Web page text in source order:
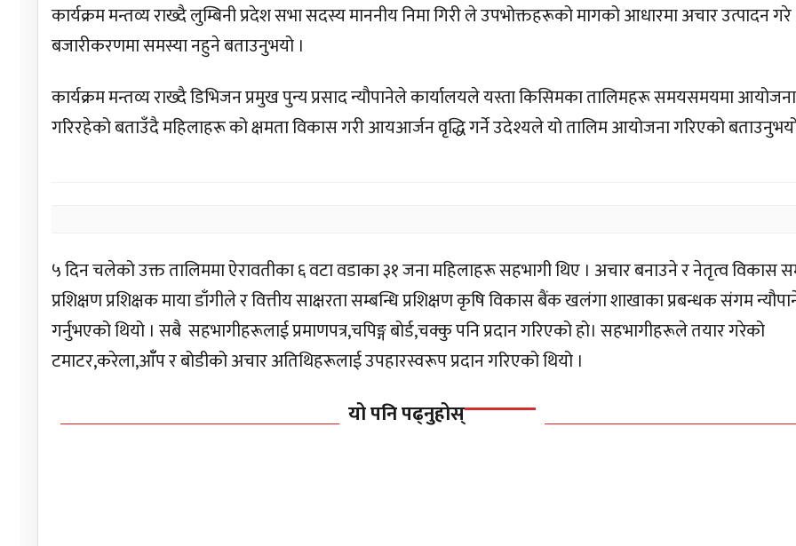
कार्यक्रम मन्तव्य राख्दै लुम्बिनी प्रदेश सभा सदस्य माननीय निमा गिरी ले उपभोक्तहरूको मागको आधारमा अचार उत्पादन गरे
बजारीकरणमा समस्या नहुने बताउनुभयो ।
कार्यक्रम मन्तव्य राख्दै डिभिजन प्रमुख पुन्य प्रसाद न्यौपानेले कार्यालयले यस्ता किसिमका तालिमहरू समयसमयमा आयोजना
गरिरहेको बताउँदै महिलाहरू को क्षमता विकास गरी आयआर्जन वृद्धि गर्ने उदेश्यले यो तालिम आयोजना गरिएको
५ दिन चलेको उक्त तालिममा ऐरावतीका ६ वटा वडाका ३१ जना महिलाहरू सहभागी थिए । अचार बनाउने र नेतृत्व विकास
प्रशिक्षण प्रशिक्षक माया डाँगीले र वित्तीय साक्षरता सम्बन्धि प्रशिक्षण कृषि विकास बैंक खलंगा शाखाका प्रबन्धक संगम
गर्नुभएको थियो । सबै सहभागीहरूलाई प्रमाणपत्र,चपिङ्ग बोर्ड,चक्कु पनि प्रदान गरिएको हो। सहभागीहरूले तयार गरेको
टमाटर,करेला,आँँप र बोडीको अचार अतिथिहरूलाई उपहारस्वरूप प्रदान गरिएको थियो ।
यो पनि पढ्नुहोस्